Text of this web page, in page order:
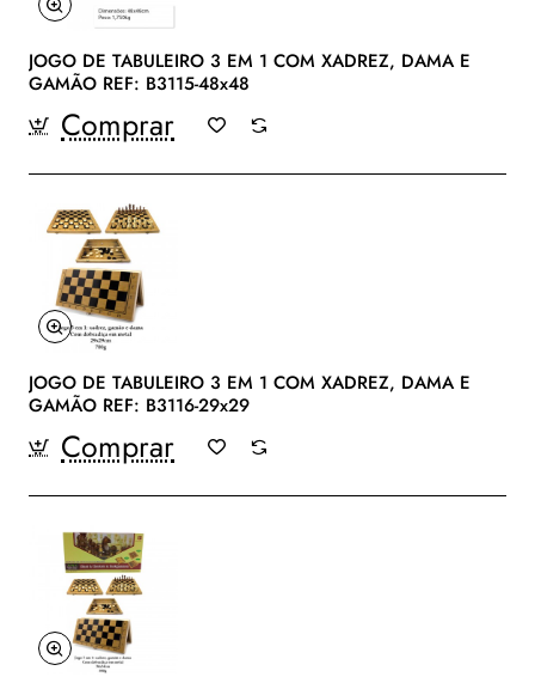
JOGO DE TABULEIRO 3 EM 1 COM XADREZ, DAMA E
GAMÃO REF: B3115-48x48
Comprar
JOGO DE TABULEIRO 3 EM 1 COM XADREZ, DAMA E
GAMÃO REF: B3116-29x29
Comprar